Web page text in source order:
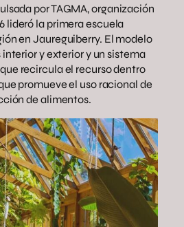
por TAGMA, organización
lideró la primera escuela
en Jaureguiberry. El modelo
y exterior y un sistema
recircula el recurso dentro
promueve el uso racional de
de alimentos.